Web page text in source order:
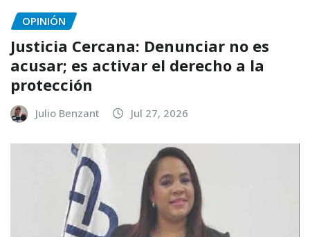
OPINIÓN
Justicia Cercana: Denunciar no es
acusar; es activar el derecho a la
protección
Julio Benzant Jul 27, 2026